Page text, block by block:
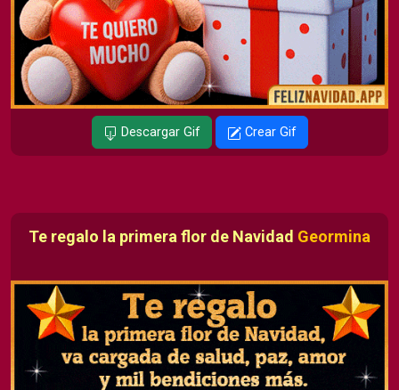
Descargar Gif Crear Gif
Te regalo la primera flor de Navidad Geormina